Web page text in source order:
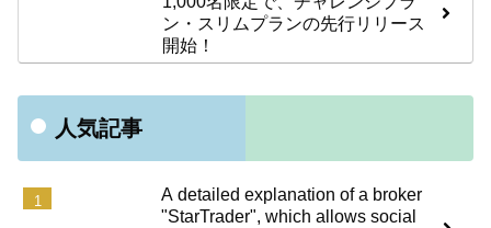
ン・スリムプランの先行リリース
開始！
人気記事
A detailed explanation of a broker
"StarTrader", which allows social